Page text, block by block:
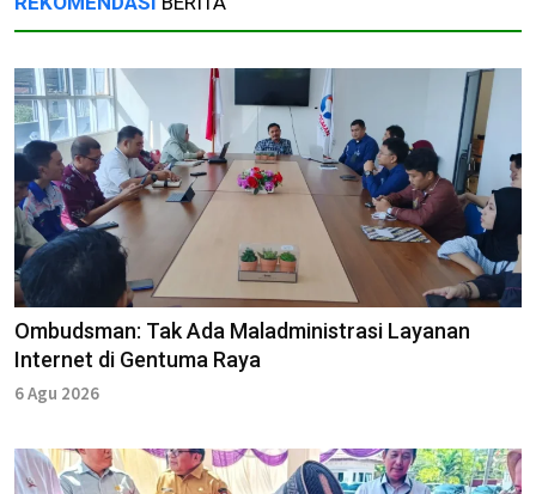
Ombudsman: Tak Ada Maladministrasi Layanan
Internet di Gentuma Raya
6 Agu 2026